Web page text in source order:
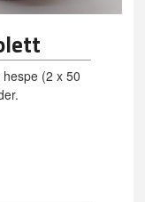
(2 x 50